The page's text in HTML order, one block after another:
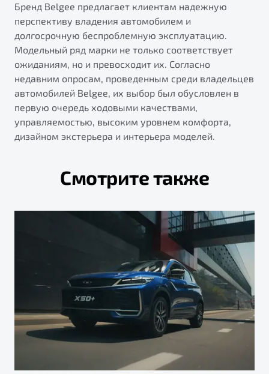
Бренд Belgee предлагает клиентам надежную
перспективу владения автомобилем и
долгосрочную беспроблемную эксплуатацию.
Модельный ряд марки не только соответствует
ожиданиям, но и превосходит их. Согласно
недавним опросам, проведенным среди владельцев
автомобилей Belgee, их выбор был обусловлен в
первую очередь ходовыми качествами,
управляемостью, высоким уровнем комфорта,
дизайном экстерьера и интерьера моделей.
Смотрите также